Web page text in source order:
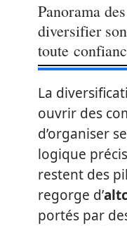
Panorama
diversifier
toute
La
ouvrir des
d’organiser
logique
restent des
regorge d’
portés par